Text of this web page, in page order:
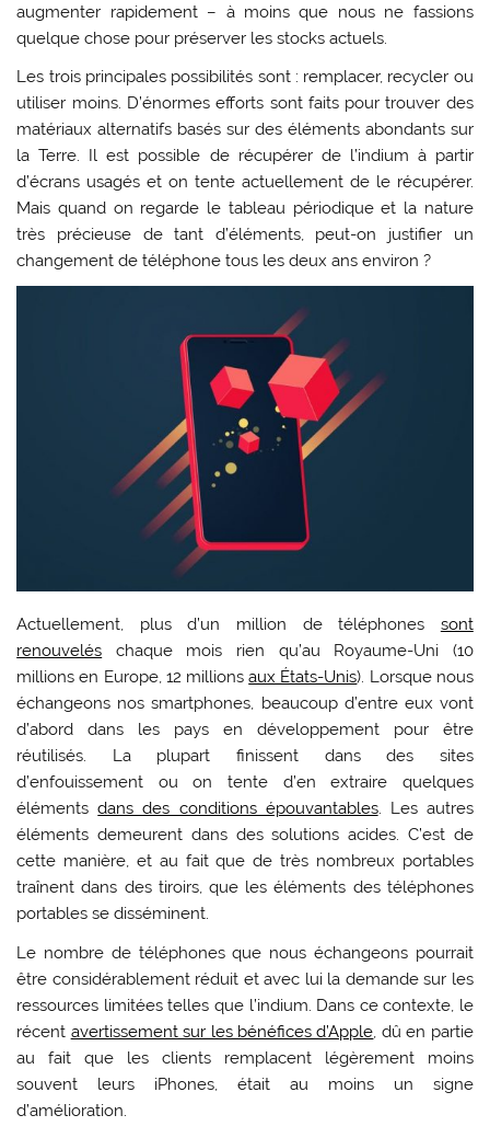
augmenter rapidement – à moins que nous ne fassions
quelque chose pour préserver les stocks actuels.
Les trois principales possibilités sont : remplacer, recycler ou
utiliser moins. D’énormes efforts sont faits pour trouver des
matériaux alternatifs basés sur des éléments abondants sur
la Terre. Il est possible de récupérer de l’indium à partir
d’écrans usagés et on tente actuellement de le récupérer.
Mais quand on regarde le tableau périodique et la nature
très précieuse de tant d’éléments, peut-on justifier un
changement de téléphone tous les deux ans environ ?
Actuellement, plus d’un million de téléphones sont
renouvelés chaque mois rien qu’au Royaume-Uni (10
millions en Europe, 12 millionsaux États-Unis). Lorsque nous
échangeons nos smartphones, beaucoup d’entre eux vont
d’abord dans les pays en développement pour être
réutilisés. La plupart finissent dans des sites
d’enfouissement ou on tente d’en extraire quelques
élémentsdans des conditions épouvantables. Les autres
éléments demeurent dans des solutions acides. C’est de
cette manière, et au fait que de très nombreux portables
traînent dans des tiroirs, que les éléments des téléphones
portables se disséminent.
Le nombre de téléphones que nous échangeons pourrait
être considérablement réduit et avec lui la demande sur les
ressources limitées telles que l’indium. Dans ce contexte, le
récent avertissement sur les bénéfices d’Apple, dû en partie
au fait que les clients remplacent légèrement moins
souvent leurs iPhones, était au moins un signe
d’amélioration.